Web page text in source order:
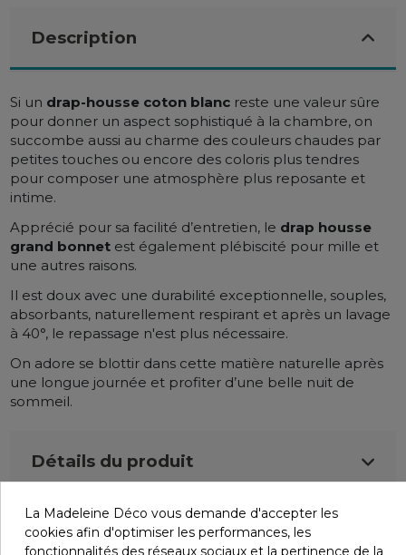
Description
Si un drap-housse coton blanc reste une valeur sûre
pour donner un aspect sophistiqué à la chambre, on
succombe aussi au charme des couleurs chaudes par
petites touches ou encore des coloris plus tendres
pour composer une atmosphère plus reposante et
intime.
Apprécié pour sa facilité d’entretien, le drap housse
grand bonnet est également plébiscité pour mille et
une autres raisons.
Il est doux avec une durabilité exceptionnelle, souples,
absorbants, naturellement respirant et après un lavage
à 40°, le repassage n'est plus nécessaire.
On adore se blottir dans cette matière naturelle après
une longue journée et profiter d’une belle nuit de
sommeil.
Détails du produit
Infos livraisons
La Madeleine Déco vous demande d'accepter les
cookies afin d'optimiser les performances, les
fonctionnalités des réseaux sociaux et la pertinence de la